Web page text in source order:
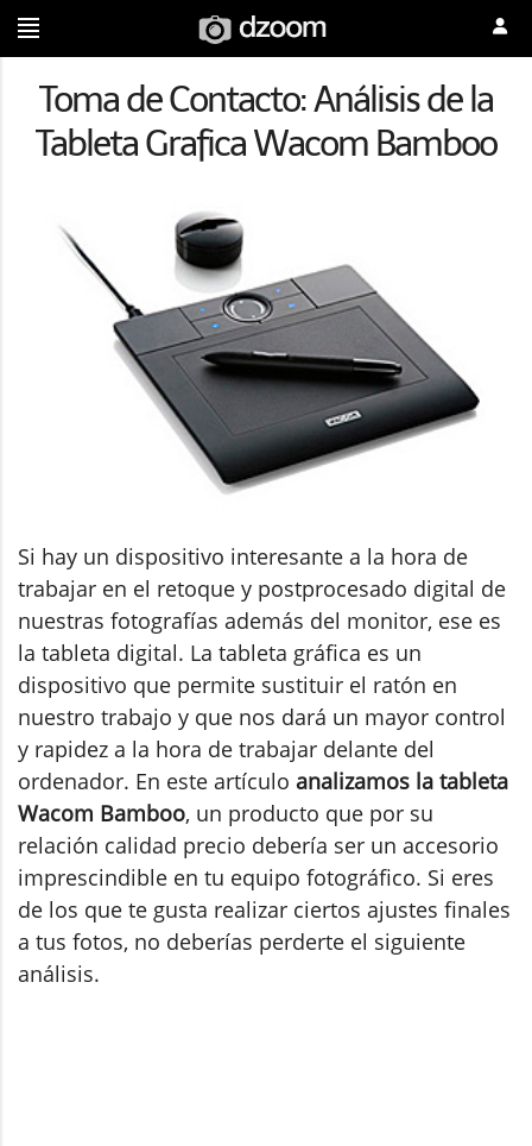
Toma de Contacto: Análisis de la
Tableta Grafica Wacom Bamboo
Si hay un dispositivo interesante a la hora de
trabajar en el retoque y postprocesado digital de
nuestras fotografías además del monitor, ese es
la tableta digital. La tableta gráfica es un
dispositivo que permite sustituir el ratón en
nuestro trabajo y que nos dará un mayor control
y rapidez a la hora de trabajar delante del
ordenador. En este artículo analizamos la tableta
Wacom Bamboo, un producto que por su
relación calidad precio debería ser un accesorio
imprescindible en tu equipo fotográfico. Si eres
de los que te gusta realizar ciertos ajustes finales
a tus fotos, no deberías perderte el siguiente
análisis.